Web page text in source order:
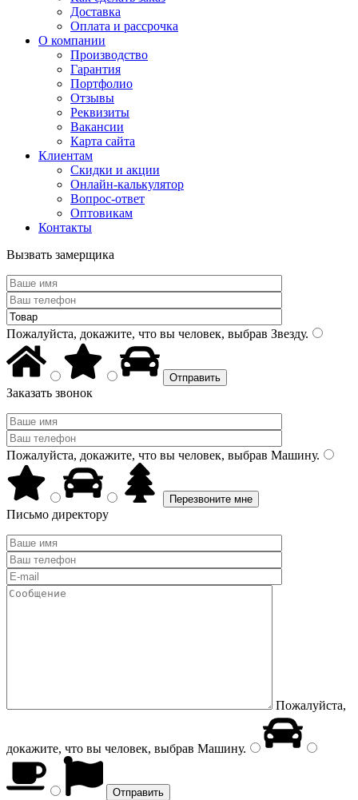
Доставка
Оплата и рассрочка
О компании
Производство
Гарантия
Портфолио
Отзывы
Реквизиты
Вакансии
Карта сайта
Клиентам
Скидки и акции
Онлайн-калькулятор
Вопрос-ответ
Оптовикам
Контакты
Вызвать замерщика
Пожалуйста, докажите, что вы человек, выбрав Звезду.
Заказать звонок
Пожалуйста, докажите, что вы человек, выбрав Машину.
Письмо директору
Пожалуйста,
докажите, что вы человек, выбрав Машину.